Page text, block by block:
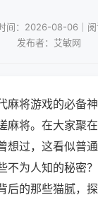
间：2026-08-06｜阅
发布者：艾敏网
麻将游戏的必备
麻将。在大家聚
想过，这看似普
不为人知的秘密
后的那些猫腻，